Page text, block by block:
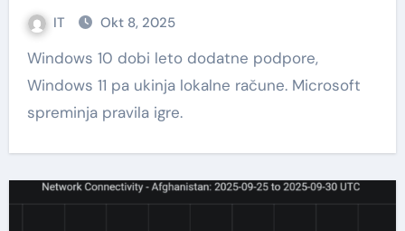
IT Okt 8, 2025
Windows 10 dobi leto dodatne podpore,
Windows 11 pa ukinja lokalne račune. Microsoft
spreminja pravila igre.